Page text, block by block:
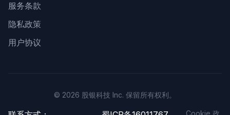
服务条款
隐私政策
用户协议
© 2026 股银科技 Inc. 保留所有权利。
Cookie 政